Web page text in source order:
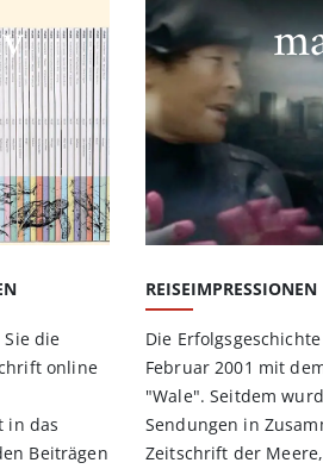
die
online
in das
Beiträgen
REISEIMPRESSIONEN
Die
Februar 2001 mit
"Wale". Seitdem
Sendungen in
Zeitschrift der